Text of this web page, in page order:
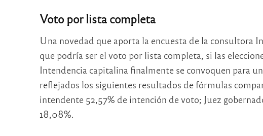
Voto por lista completa
Una novedad que aporta la encuesta de la consultora
que podría ser el voto por lista completa, si las
Intendencia capitalina finalmente se convoquen para
reflejados los siguientes resultados de fórmulas
intendente 52,57% de intención de voto; Juez
18,08%.